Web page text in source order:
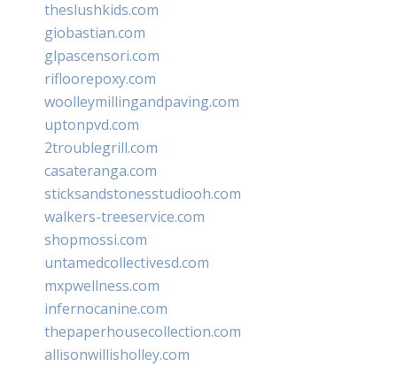
theslushkids.com
giobastian.com
glpascensori.com
rifloorepoxy.com
woolleymillingandpaving.com
uptonpvd.com
2troublegrill.com
casateranga.com
sticksandstonesstudiooh.com
walkers-treeservice.com
shopmossi.com
untamedcollectivesd.com
mxpwellness.com
infernocanine.com
thepaperhousecollection.com
allisonwillisholley.com